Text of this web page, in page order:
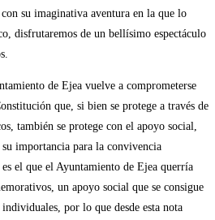
su imaginativa aventura en la que lo
disfrutaremos de un bellísimo espectáculo
de Ejea vuelve a comprometerse
que, si bien se protege a través de
también se protege con el apoyo social,
importancia para la convivencia
el que el Ayuntamiento de Ejea querría
un apoyo social que se consigue
por lo que desde esta nota